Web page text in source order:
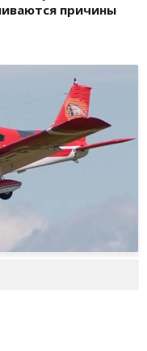
причины